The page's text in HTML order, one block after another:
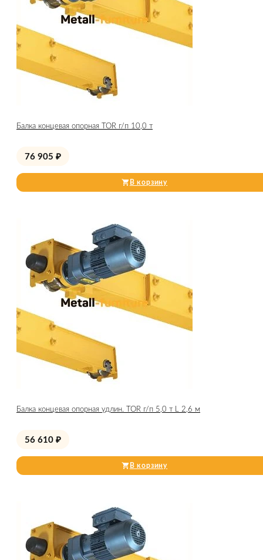
Балка концевая опорная TOR г/п 10,0 т
76 905 ₽
В корзину
Балка концевая опорная удлин. TOR г/п 5,0 т L 2,6 м
56 610 ₽
В корзину